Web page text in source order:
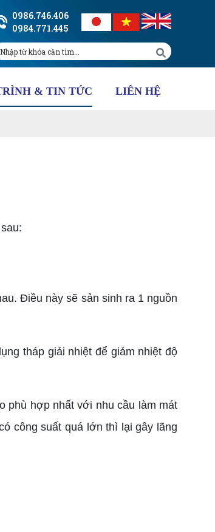
0986.746.406
0984.771.445
& TIN TỨC LIÊN HỆ
Điều này sẽ sản sinh ra 1 nguồn
tháp giải nhiệt để giảm nhiệt độ
phù hợp nhất với nhu cầu làm mát
công suất quá lớn thì lại gây lãng